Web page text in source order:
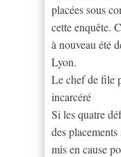
placées sous
cette enquête.
à nouveau été
Lyon.
Le chef de file
incarcéré
Si les quatre
des
mis en cause